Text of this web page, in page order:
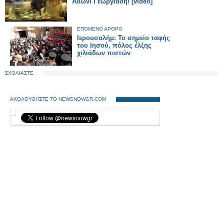
ΕΠΟΜΕΝΟ ΑΡΘΡΟ
Ιερουσαλήμ: Το σημείο ταφής
του Ιησού, πόλος έλξης
χιλιάδων πιστών
ΣΧΟΛΙΑΣΤΕ
ΑΚΟΛΟΥΘΗΣΤΕ ΤΟ NEWSNOWGR.COM